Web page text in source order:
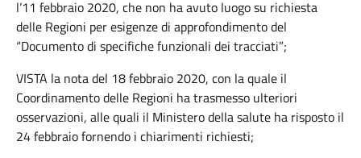
l’11 febbraio 2020, che non ha avuto luogo su richiesta
delle Regioni per esigenze di approfondimento del
“Documento di specifiche funzionali dei tracciati”;
VISTA la nota del 18 febbraio 2020, con la quale il
Coordinamento delle Regioni ha trasmesso ulteriori
osservazioni, alle quali il Ministero della salute ha risposto il
24 febbraio fornendo i chiarimenti richiesti;